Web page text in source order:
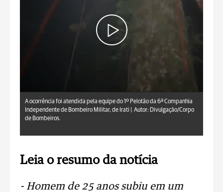
A ocorrência foi atendida pela equipe do 1º Pelotão da 6ª Companhia
Independente de Bombeiro Militar, de Irati |
Autor: Divulgação/Corpo
de Bombeiros.
Leia o resumo da notícia
- Homem de 25 anos subiu em um